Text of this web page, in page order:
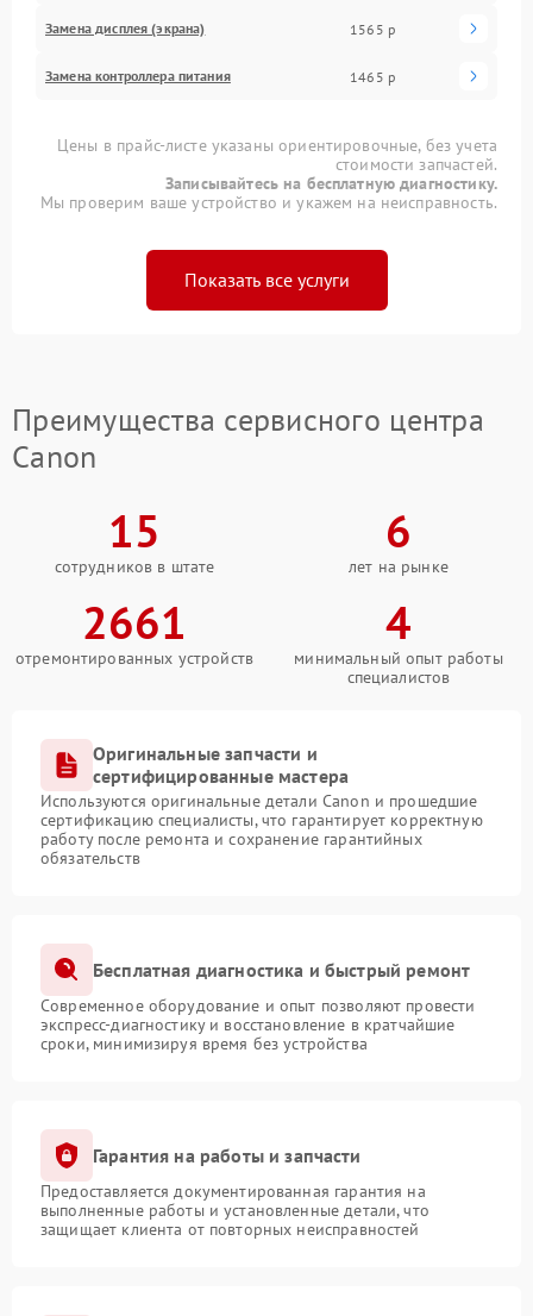
Замена дисплея (экрана) 1565 р
Замена контроллера питания 1465 р
Цены в прайс-листе указаны ориентировочные, без учета
стоимости запчастей.
Записывайтесь на бесплатную диагностику.
Мы проверим ваше устройство и укажем на неисправность.
Показать все услуги
Преимущества сервисного центра
Canon
15
сотрудников в штате
6
лет на рынке
2661
отремонтированных устройств
4
минимальный опыт работы
специалистов
Оригинальные запчасти и
сертифицированные мастера
Используются оригинальные детали Canon и прошедшие
сертификацию специалисты, что гарантирует корректную
работу после ремонта и сохранение гарантийных
обязательств
Бесплатная диагностика и быстрый ремонт
Современное оборудование и опыт позволяют провести
экспресс-диагностику и восстановление в кратчайшие
сроки, минимизируя время без устройства
Гарантия на работы и запчасти
Предоставляется документированная гарантия на
выполненные работы и установленные детали, что
защищает клиента от повторных неисправностей